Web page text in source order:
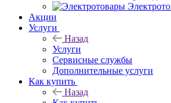
Акции
Услуги
Назад
Услуги
Сервисные службы
Дополнительные услуги
Как купить
Назад